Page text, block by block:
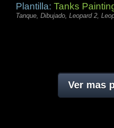
Plantilla:Tanks
Tanque, Dibujado, Leopard 2,
Ver mas